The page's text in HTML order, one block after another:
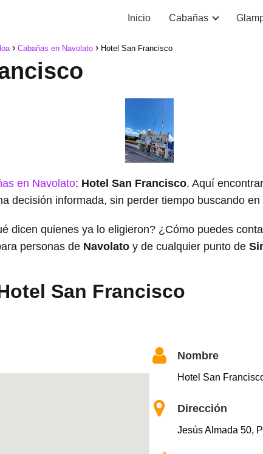
Inicio Cabañas
Cabañas en Navolato Hotel San Francisco
en Navolato: Hotel San Francisco. Aquí
decisión informada, sin perder tiempo buscando en
dicen quienes ya lo eligieron? ¿Cómo puedes
personas de Navolato y de cualquier punto de
San Francisco
Nombre
Hotel San
Dirección
Jesús Almada 50,